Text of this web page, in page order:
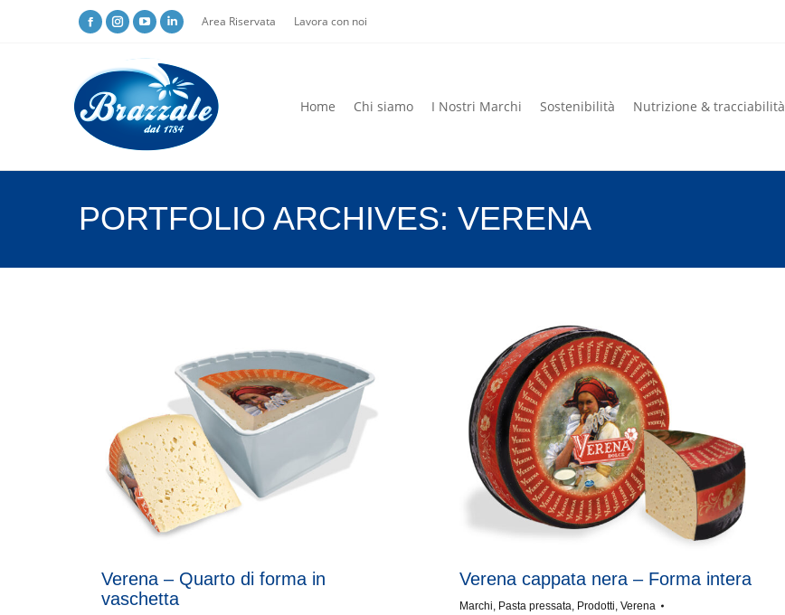
Area Riservata Lavora con noi
Home Chi siamo I Nostri Marchi Sostenibilità Nutrizione & tracciabilità
PORTFOLIO ARCHIVES: VERENA
Verena – Quarto di forma in
vaschetta
Verena cappata nera – Forma intera
Marchi, Pasta pressata, Prodotti, Verena